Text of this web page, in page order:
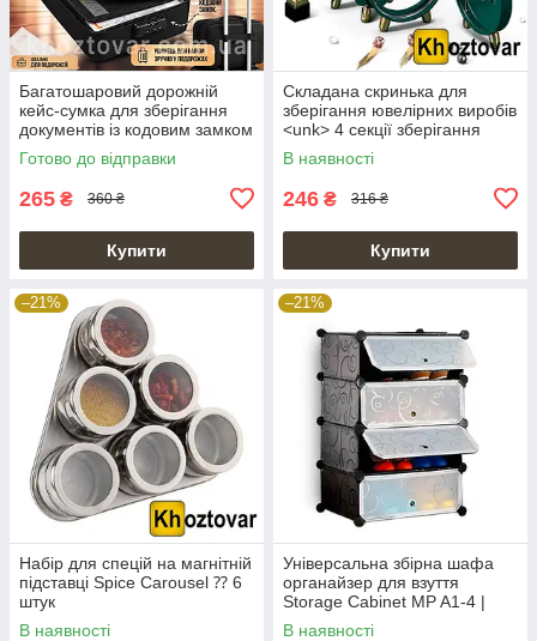
Багатошаровий дорожній
кейс-сумка для зберігання
документів із кодовим замком
Готово до відправки
265 ₴ 360 ₴
Купити
Складана скринька для
зберігання ювелірних виробів
<unk> 4 секції зберігання
В наявності
246 ₴ 316 ₴
Купити
–21%
Набір для спецій на магнітній
підставці Spice Carousel ⁇ 6
штук
В наявності
–21%
Універсальна збірна шафа
органайзер для взуття
Storage Cabinet MP A1-4 |
36х37х76см
В наявності